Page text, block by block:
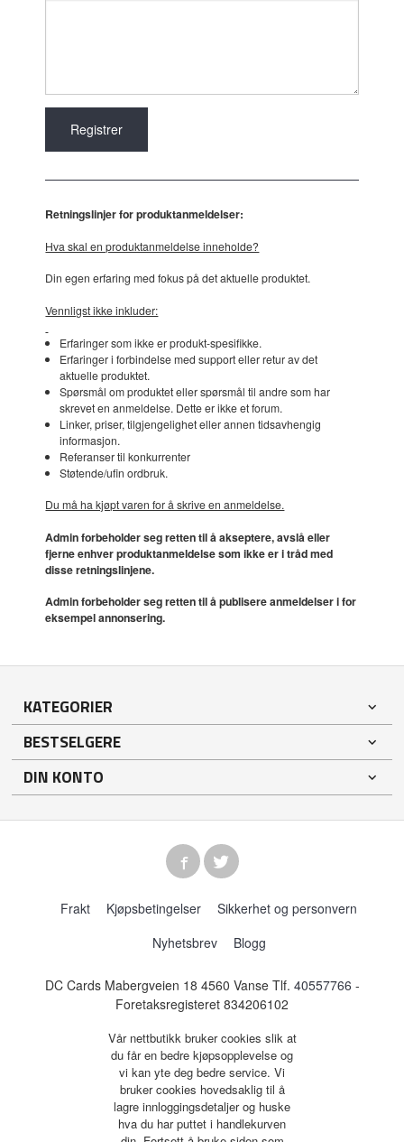
Retningslinjer for produktanmeldelser:
Hva skal en produktanmeldelse inneholde?
Din egen erfaring med fokus på det aktuelle produktet.
Vennligst ikke inkluder:
Erfaringer som ikke er produkt-spesifikke.
Erfaringer i forbindelse med support eller retur av det
aktuelle produktet.
Spørsmål om produktet eller spørsmål til andre som har
skrevet en anmeldelse. Dette er ikke et forum.
Linker, priser, tilgjengelighet eller annen tidsavhengig
informasjon.
Referanser til konkurrenter
Støtende/ufin ordbruk.
Du må ha kjøpt varen for å skrive en anmeldelse.
Admin forbeholder seg retten til å akseptere, avslå eller
fjerne enhver produktanmeldelse som ikke er i tråd med
disse retningslinjene.
Admin forbeholder seg retten til å publisere anmeldelser i for
eksempel annonsering.
KATEGORIER
BESTSELGERE
DIN KONTO
Frakt Kjøpsbetingelser
Sikkerhet og personvern
Nyhetsbrev
Blogg
DC Cards Mabergveien 18 4560 Vanse Tlf. 40557766 -
Foretaksregisteret 834206102
Vår nettbutikk bruker cookies slik at
du får en bedre kjøpsopplevelse og
vi kan yte deg bedre service. Vi
bruker cookies hovedsaklig til å
lagre innloggingsdetaljer og huske
hva du har puttet i handlekurven